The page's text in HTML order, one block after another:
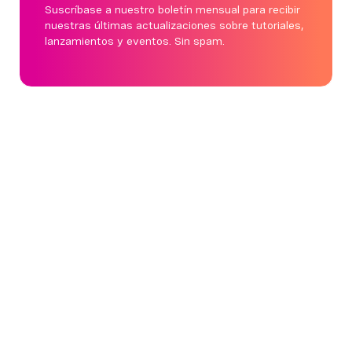
Suscríbase a nuestro boletín mensual para recibir
nuestras últimas actualizaciones sobre tutoriales,
lanzamientos y eventos. Sin spam.